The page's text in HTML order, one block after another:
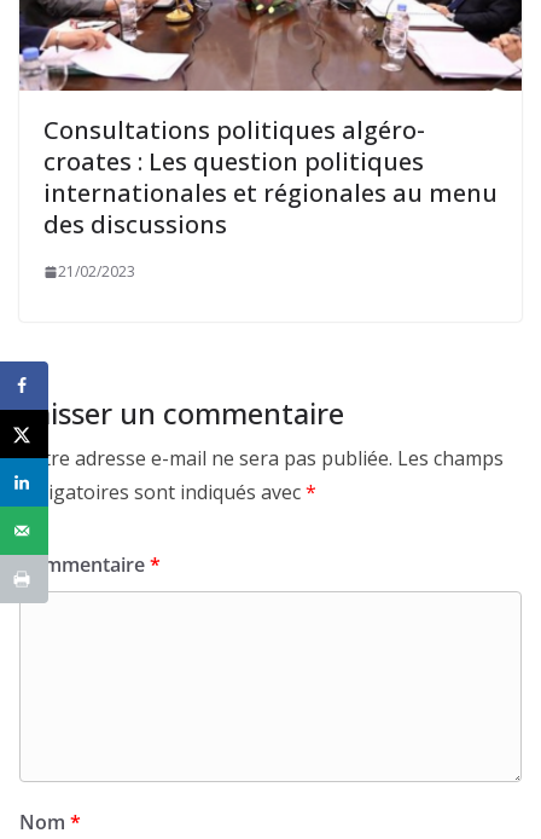
Consultations politiques algéro-
croates : Les question politiques
internationales et régionales au menu
des discussions
21/02/2023
Laisser un commentaire
Votre adresse e-mail ne sera pas publiée. Les champs
obligatoires sont indiqués avec*
Commentaire*
Nom *